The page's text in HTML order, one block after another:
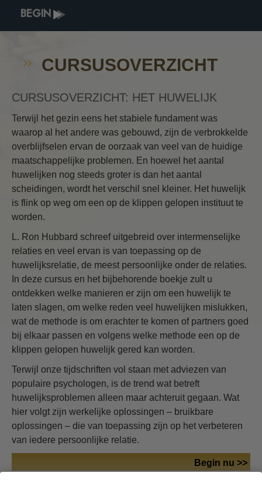
BEGIN
CURSUSOVERZICHT
CURSUSOVERZICHT: HET HUWELIJK
Terwijl het gezin eens het stabiele fundament was
waarop al het andere was gebouwd, zijn de verbrokkelde
overblijfselen ervan de oorzaak van veel van de huidige
maatschappelijke problemen. En hoewel het aantal
huwelijken nog steeds groter is dan het aantal
scheidingen, wordt het verschil snel kleiner. Het huwelijk
is flink op weg om een op de klippen gelopen instituut te
worden.
L. Ron Hubbard schreef uitgebreid over intermenselijke
relaties en veel ervan is van toepassing op de
huwelijksrelatie, de meest persoonlijke onder de relaties.
In deze cursus en het bijbehorende boekje zult u
ontdekken welke manieren er zijn om een huwelijk te
laten slagen, om welke reden veel huwelijken mislukken,
wat de methode is om erachter te komen of partners goed
bij elkaar passen en volgens welke methode een op de
klippen gelopen huwelijk gered kan worden.
Terwijl onze tijdschriften vol staan met adviezen van
populaire psychologen, is de trend wat betreft
huwelijksproblemen alleen maar achteruit gegaan. Wat
hier volgt zijn werkelijke oplossingen – bruikbare
oplossingen – die van toepassing zijn op het verbeteren
van iedere persoonlijke relatie.
Begin nu >>